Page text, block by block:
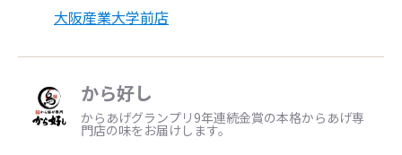
大阪産業大学前店
から好し
からあげグランプリ9年連続金賞の本格からあげ専
門店の味をお届けします。